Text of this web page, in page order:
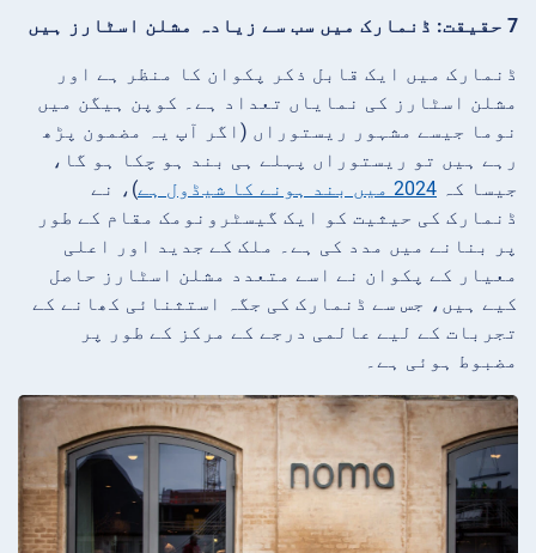
7 حقیقت: ڈنمارک میں سب سے زیادہ مشلن اسٹارز ہیں
ڈنمارک میں ایک قابل ذکر پکوان کا منظر ہے اور
مشلن اسٹارز کی نمایاں تعداد ہے۔ کوپن ہیگن میں
نوما جیسے مشہور ریستوراں (اگر آپ یہ مضمون پڑھ
رہے ہیں تو ریستوراں پہلے ہی بند ہو چکا ہو گا،
جیسا کہ 2024 میں بند ہونے کا شیڈول ہے
)، نے
ڈنمارک کی حیثیت کو ایک گیسٹرونومک مقام کے طور
پر بنانے میں مدد کی ہے۔ ملک کے جدید اور اعلی
معیار کے پکوان نے اسے متعدد مشلن اسٹارز حاصل
کیے ہیں، جس سے ڈنمارک کی جگہ استثنائی کھانے کے
تجربات کے لیے عالمی درجے کے مرکز کے طور پر
مضبوط ہوئی ہے۔